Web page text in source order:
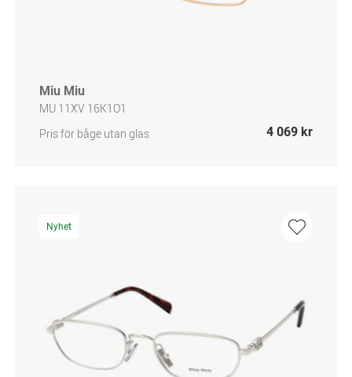
Miu Miu
MU 11XV 16K1O1
Pris för båge utan glas
4 069 kr
Nyhet